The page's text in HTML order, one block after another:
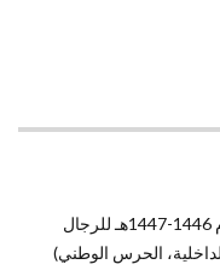
تتوفر وظائف عسكرية لعام 1446-1447هـ للرجال
الحرس الوطني)